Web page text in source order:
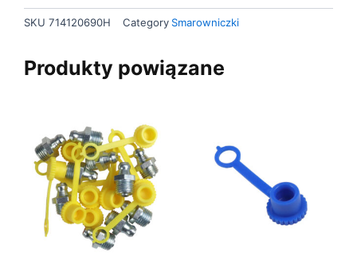
SKU 714120690H Category Smarowniczki
Produkty powiązane